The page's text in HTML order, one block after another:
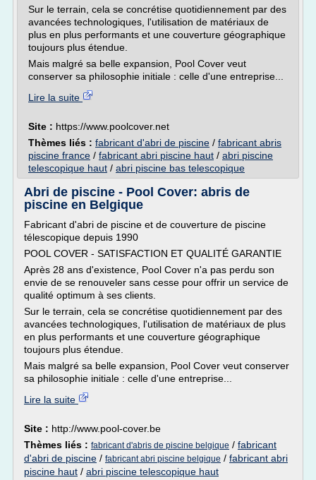
Sur le terrain, cela se concrétise quotidiennement par des
avancées technologiques, l'utilisation de matériaux de
plus en plus performants et une couverture géographique
toujours plus étendue.
Mais malgré sa belle expansion, Pool Cover veut
conserver sa philosophie initiale : celle d'une entreprise...
Lire la suite
Site : https://www.poolcover.net
Thèmes liés : fabricant d'abri de piscine / fabricant abris
piscine france / fabricant abri piscine haut / abri piscine
telescopique haut / abri piscine bas telescopique
Abri de piscine - Pool Cover: abris de
piscine en Belgique
Fabricant d'abri de piscine et de couverture de piscine
télescopique depuis 1990
POOL COVER - SATISFACTION ET QUALITÉ GARANTIE
Après 28 ans d'existence, Pool Cover n'a pas perdu son
envie de se renouveler sans cesse pour offrir un service de
qualité optimum à ses clients.
Sur le terrain, cela se concrétise quotidiennement par des
avancées technologiques, l'utilisation de matériaux de plus
en plus performants et une couverture géographique
toujours plus étendue.
Mais malgré sa belle expansion, Pool Cover veut conserver
sa philosophie initiale : celle d'une entreprise...
Lire la suite
Site : http://www.pool-cover.be
Thèmes liés : fabricant d'abris de piscine belgique / fabricant
d'abri de piscine / fabricant abri piscine belgique / fabricant abri
piscine haut / abri piscine telescopique haut